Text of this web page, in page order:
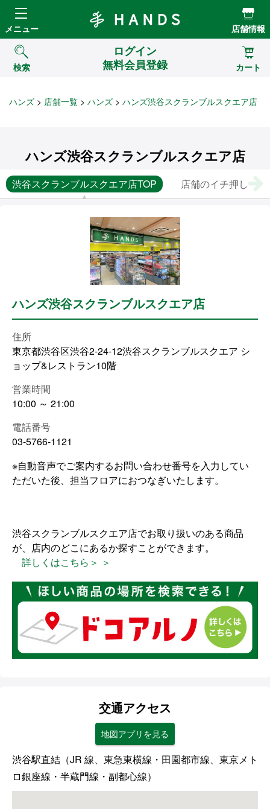
Hands ハンズ
メニュー 店舗情報
検索
ログイン
無料会員登録
カート
ハンズ 店舗一覧 ハンズ ハンズ渋谷スクランブルスクエア店
ハンズ渋谷スクランブルスクエア店
渋谷スクランブルスクエア店TOP 店舗のイチ押し
ハンズ渋谷スクランブルスクエア店
住所
東京都渋谷区渋谷2-24-12渋谷スクランブルスクエア シ
ョップ&レストラン10階
営業時間
10:00 ～ 21:00
電話番号
03-5766-1121
※自動音声でご案内するお問い合わせ番号を入力してい
ただいた後、担当フロアにおつなぎいたします。
渋谷スクランブルスクエア店でお取り扱いのある商品
が、店内のどこにあるか探すことができます。
詳しくはこちら＞ ＞
交通アクセス
地図アプリを見る
渋谷駅直結（JR 線、東急東横線・田園都市線、東京メト
ロ銀座線・半蔵門線・副都心線）